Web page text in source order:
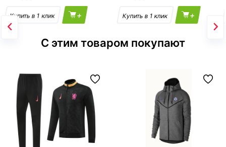
+ +
С этим товаром покупают